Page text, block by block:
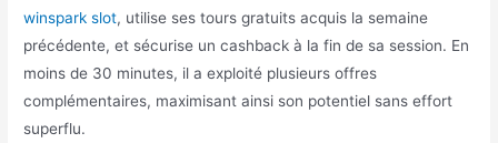
winspark slot, utilise ses tours gratuits acquis la semaine
précédente, et sécurise un cashback à la fin de sa session. En
moins de 30 minutes, il a exploité plusieurs offres
complémentaires, maximisant ainsi son potentiel sans effort
superflu.